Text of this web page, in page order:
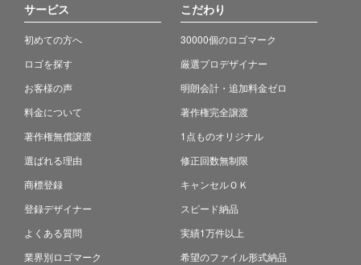
サービス
初めての方へ
ロゴを探す
お客様の声
料金について
著作権無償譲渡
選ばれる理由
商標登録
登録デザイナー
よくある質問
業界別ロゴマーク
こだわり
30000個のロゴマーク
厳選プロデザイナー
明朗会計・追加料金ゼロ
著作権完全譲渡
1点ものオリジナル
修正回数無制限
キャンセルＯＫ
スピード納品
実績1万件以上
希望のファイル形式納品